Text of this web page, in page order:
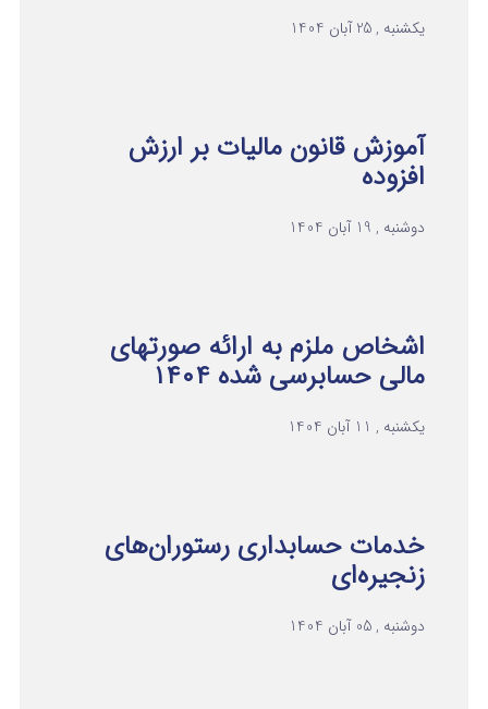
یکشنبه , 25 آبان 1404
آموزش قانون مالیات بر ارزش
افزوده
دوشنبه , 19 آبان 1404
اشخاص ملزم به ارائه صورتهای
مالی حسابرسی شده ۱۴۰۴
یکشنبه , 11 آبان 1404
خدمات حسابداری رستوران‌های
زنجیره‌ای
دوشنبه , 05 آبان 1404